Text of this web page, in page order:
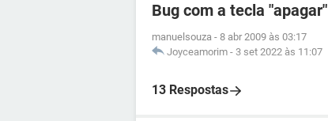
Bug com a tecla "apagar"
manuelsouza - 8 abr 2009 às 03:17
Joyceamorim - 3 set 2022 às 11:07
13 Respostas